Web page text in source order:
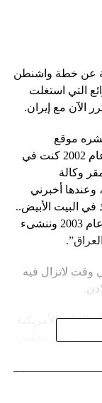
عن خطة واشنطن
التي استغلت
الآن مع إيران.
موقع
“كونسرتيوم نيوز” الأمريكي الأحد: “في ربيع عام 2002 كنت في
وكالة
وعندها أخبرني
البيت الأبيض..
سنغزو العراق لنطيح بنظام صدام في شباط عام 2003 وننشىء
لاتزال فيه
الأمريكية
قرار من مجلس
الأمريكي